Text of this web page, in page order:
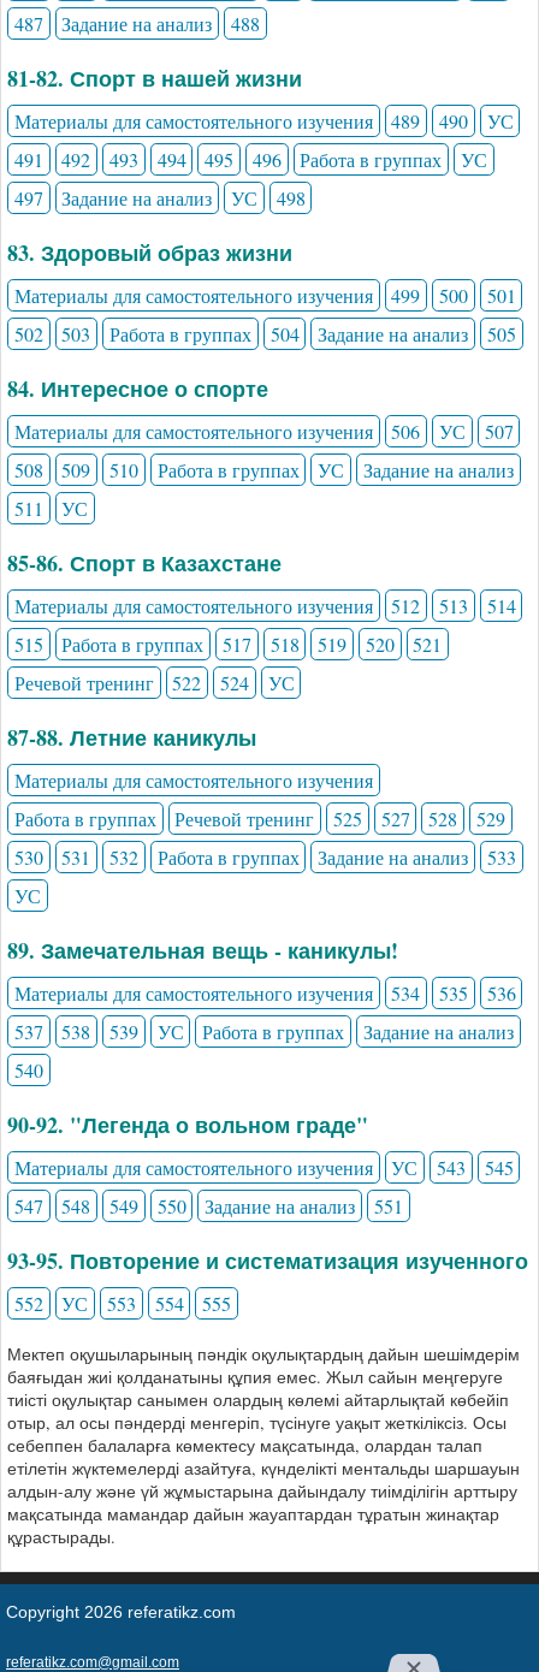
487
Задание на анализ 488
81-82. Спорт в нашей жизни
Материалы для самостоятельного изучения 489 490
УС
491
492 493 494 495 496 Работа в группах
УС
497
Задание на анализ УС 498
83. Здоровый образ жизни
Материалы для самостоятельного изучения 499 500
501
502
503 Работа в группах 504 Задание на анализ 505
84. Интересное о спорте
Материалы для самостоятельного изучения 506 УС
507
508
509 510 Работа в группах УС
Задание на анализ
511
УС
85-86. Спорт в Казахстане
Материалы для самостоятельного изучения 512 513
514
515
Работа в группах 517 518 519 520
521
Речевой тренинг
522 524 УС
87-88. Летние каникулы
Материалы для самостоятельного изучения
Работа в группах
Речевой тренинг 525 527 528
529
530
531 532 Работа в группах Задание на анализ
533
УС
89. Замечательная вещь - каникулы!
Материалы для самостоятельного изучения 534 535
536
537
538 539 УС Работа в группах
Задание на анализ
540
90-92. "Легенда о вольном граде"
Материалы для самостоятельного изучения УС 543
545
547
548 549 550 Задание на анализ 551
93-95. Повторение и систематизация изученного
552 УС 553 554 555
Мектеп оқушыларының пәндік оқулықтардың дайын шешімдерім
баяғыдан жиі қолданатыны құпия емес. Жыл сайын меңгеруге
тиісті оқулықтар санымен олардың көлемі айтарлықтай көбейіп
отыр, ал осы пәндерді менгеріп, түсінуге уақыт жеткіліксіз. Осы
себеппен балаларға көмектесу мақсатында, олардан талап
етілетін жүктемелерді азайтуға, күнделікті ментальды шаршауын
алдын-алу және үй жұмыстарына дайындалу тиімділігін арттыру
мақсатында мамандар дайын жауаптардан тұратын жинақтар
құрастырады.
Copyright 2026 referatikz.com
referatikz.com@gmail.com